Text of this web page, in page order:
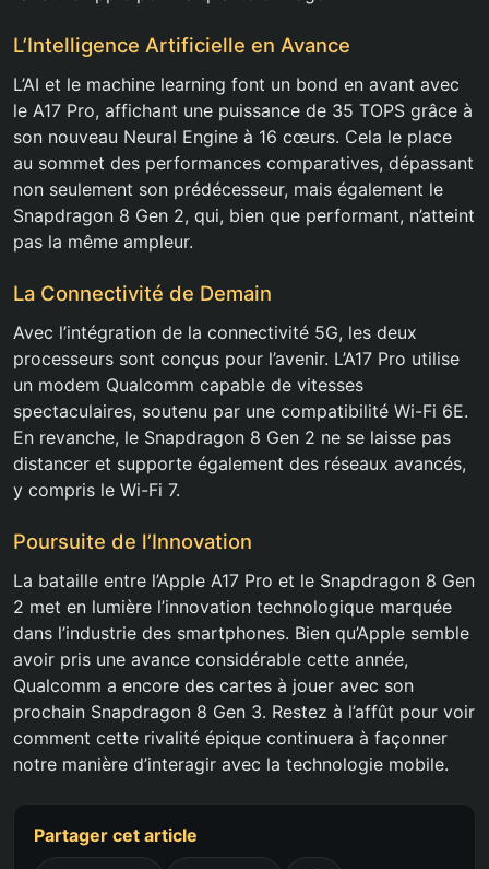
L’Intelligence Artificielle en Avance
L’AI et le machine learning font un bond en avant avec
le A17 Pro, affichant une puissance de 35 TOPS grâce à
son nouveau Neural Engine à 16 cœurs. Cela le place
au sommet des performances comparatives, dépassant
non seulement son prédécesseur, mais également le
Snapdragon 8 Gen 2, qui, bien que performant, n’atteint
pas la même ampleur.
La Connectivité de Demain
Avec l’intégration de la connectivité 5G, les deux
processeurs sont conçus pour l’avenir. L’A17 Pro utilise
un modem Qualcomm capable de vitesses
spectaculaires, soutenu par une compatibilité Wi-Fi 6E.
En revanche, le Snapdragon 8 Gen 2 ne se laisse pas
distancer et supporte également des réseaux avancés,
y compris le Wi-Fi 7.
Poursuite de l’Innovation
La bataille entre l’Apple A17 Pro et le Snapdragon 8 Gen
2 met en lumière l’innovation technologique marquée
dans l’industrie des smartphones. Bien qu’Apple semble
avoir pris une avance considérable cette année,
Qualcomm a encore des cartes à jouer avec son
prochain Snapdragon 8 Gen 3. Restez à l’affût pour voir
comment cette rivalité épique continuera à façonner
notre manière d’interagir avec la technologie mobile.
Partager cet article